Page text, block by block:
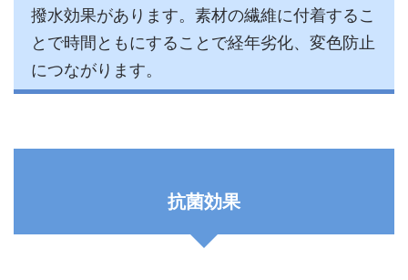
撥水効果があります。素材の繊維に付着するこ
とで時間ともにすることで経年劣化、変色防止
につながります。
抗菌効果